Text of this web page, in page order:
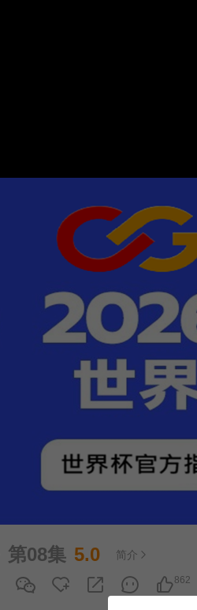
简介
第08集 5.0
862